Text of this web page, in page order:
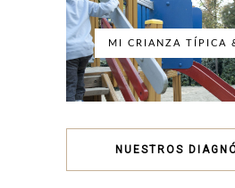
MI CRIANZA TÍPICA
NUESTROS